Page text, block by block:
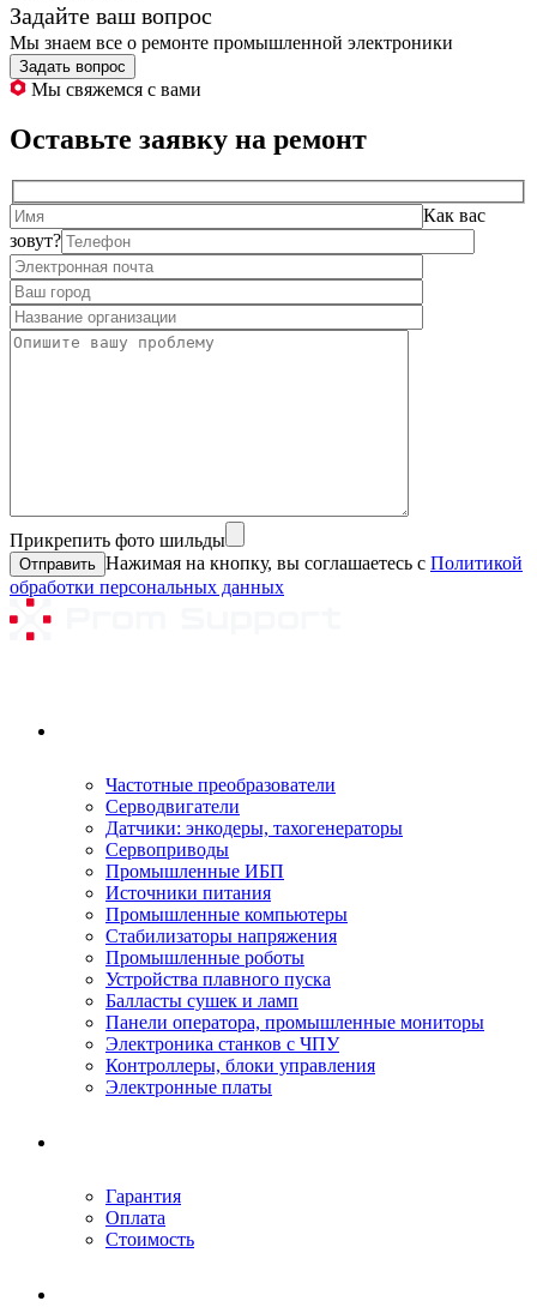
Задайте ваш вопрос
Мы знаем все о ремонте промышленной электроники
Задать вопрос
Мы свяжемся с вами
Оставьте заявку на ремонт
Как вас
зовут?
Прикрепить фото шильды
Нажимая на кнопку, вы соглашаетесь с Политикой
обработки персональных данных
Частотные преобразователи
Серводвигатели
Датчики: энкодеры, тахогенераторы
Сервоприводы
Промышленные ИБП
Источники питания
Промышленные компьютеры
Стабилизаторы напряжения
Промышленные роботы
Устройства плавного пуска
Балласты сушек и ламп
Панели оператора, промышленные мониторы
Электроника станков с ЧПУ
Контроллеры, блоки управления
Электронные платы
Гарантия
Оплата
Стоимость